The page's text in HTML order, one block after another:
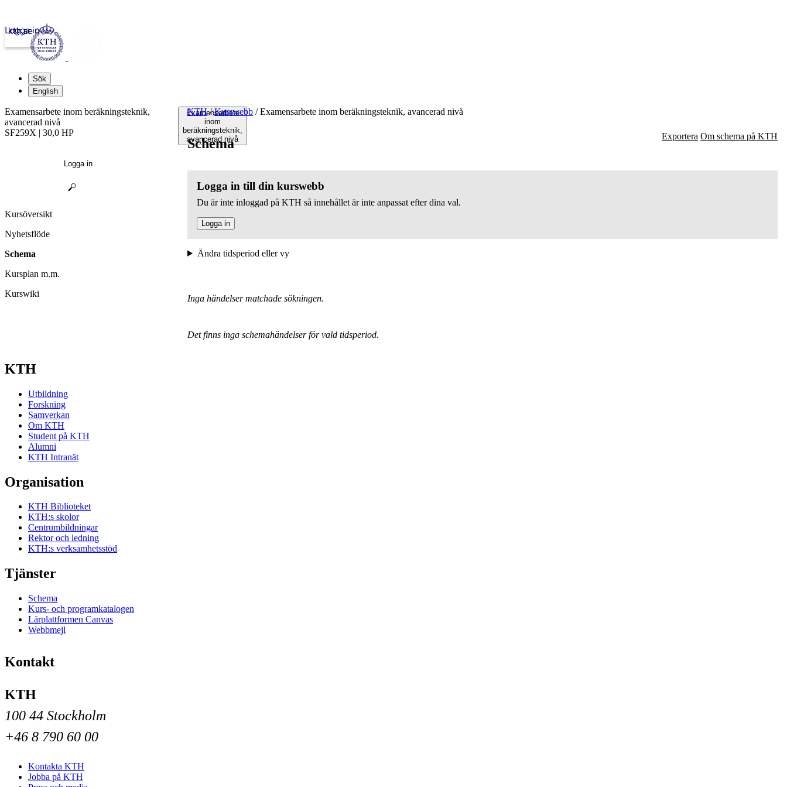
kth.se
Logga in
Sök
English
Examensarbete
inom
beräkningsteknik,
avancerad nivå
KTH / Kurswebb /Examensarbete inom beräkningsteknik, avancerad nivå
Schema Exportera Om schema på KTH
Logga in till din kurswebb
Du är inte inloggad på KTH så innehållet är inte anpassat efter dina val.
Logga in
Ändra tidsperiod eller vy
Inga händelser matchade sökningen.
Det finns inga schemahändelser för vald tidsperiod.
Examensarbete inom beräkningsteknik,
avancerad nivå
SF259X | 30,0 HP
Logga in
Kursöversikt
Nyhetsflöde
Schema
Kursplan m.m.
Kurswiki
KTH
Utbildning
Forskning
Samverkan
Om KTH
Student på KTH
Alumni
KTH Intranät
Organisation
KTH Biblioteket
KTH:s skolor
Centrumbildningar
Rektor och ledning
KTH:s verksamhetsstöd
Tjänster
Schema
Kurs- och programkatalogen
Lärplattformen Canvas
Webbmejl
Kontakt
KTH
100 44 Stockholm
+46 8 790 60 00
Kontakta KTH
Jobba på KTH